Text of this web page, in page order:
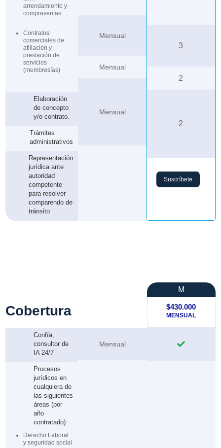
arrendamiento y
compraventas
Contratos
comerciales de
afiliación y
prestación de
servicios
(membresías)
Elaboración
de concepto
y/o contrato.
Trámites
administrativos
Representación
jurídica ante
autoridad
competente
para resolver
comparendo de
tránsito
Mensual
Mensual
Mensual
3
2
2
Suscríbete
Cobertura
Confía,
consultor de
IA 24/7
Procesos
jurídicos en
cualquiera de
las siguientes
áreas (por
año
contratado):
Derecho Laboral
y seguridad social
Mensual
M
$430.000
MENSUAL
